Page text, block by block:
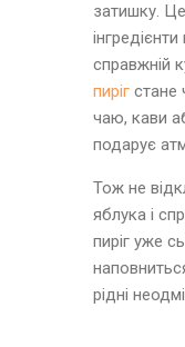
затишку.
справжній
пиріг стане
чаю, кави
подарує
Тож не
яблука і
пиріг уже
рідні